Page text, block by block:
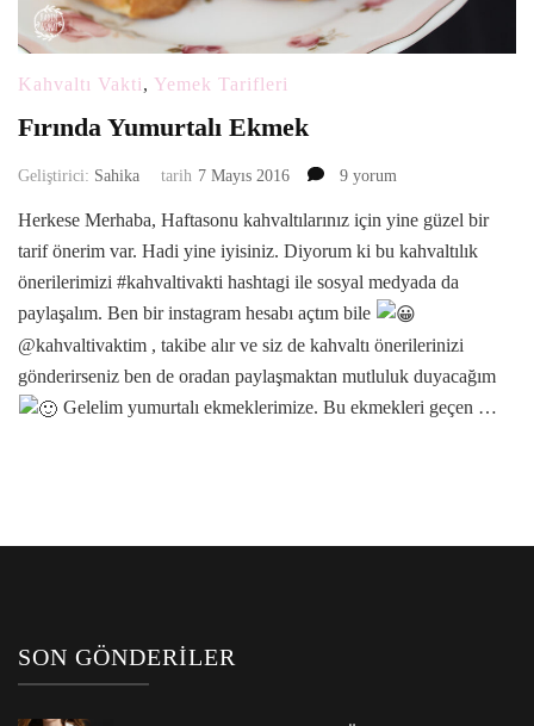
Kahvaltı Vakti, Yemek Tarifleri
Fırında Yumurtalı Ekmek
Geliştirici: Sahika tarih 7 Mayıs 2016
Fırında
Ekmek
için
9 yorum
Herkese Merhaba, Haftasonu kahvaltılarınız için yine güzel bir
tarif önerim var. Hadi yine iyisiniz. Diyorum ki bu kahvaltılık
önerilerimizi #kahvaltivakti hashtagi ile sosyal medyada da
paylaşalım. Ben bir instagram hesabı açtım bile
@kahvaltivaktim , takibe alır ve siz de kahvaltı önerilerinizi
gönderirseniz ben de oradan paylaşmaktan mutluluk duyacağım
Gelelim yumurtalı ekmeklerimize. Bu ekmekleri geçen …
SON GÖNDERILER